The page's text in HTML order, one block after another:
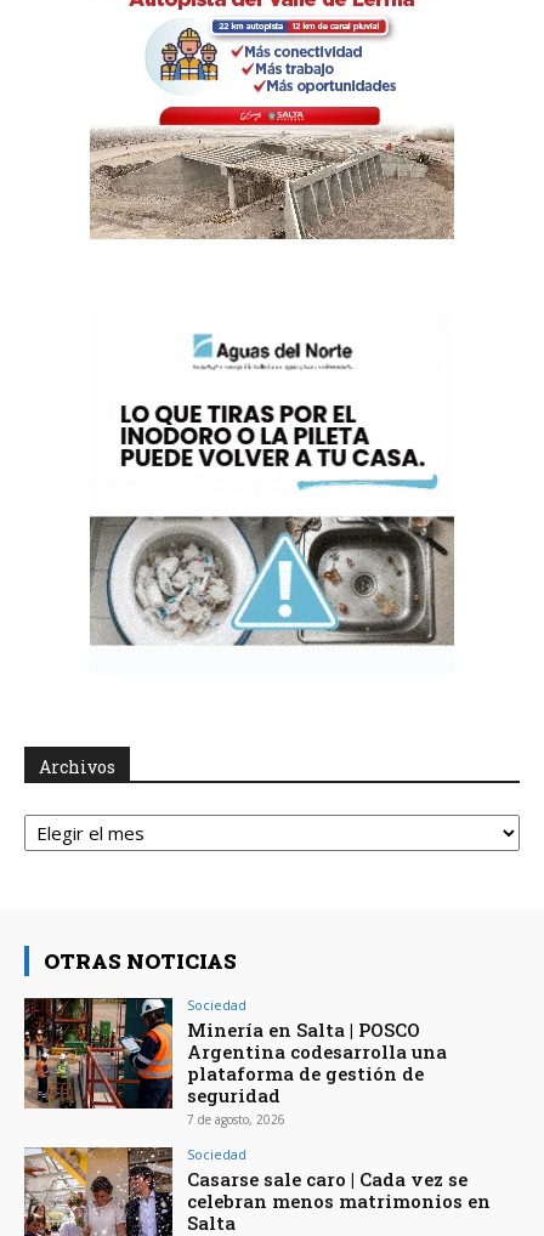
Archivos
Archivos
OTRAS NOTICIAS
Sociedad
Minería en Salta | POSCO
Argentina codesarrolla una
plataforma de gestión de
seguridad
7 de agosto, 2026
Sociedad
Casarse sale caro | Cada vez se
celebran menos matrimonios en
Salta